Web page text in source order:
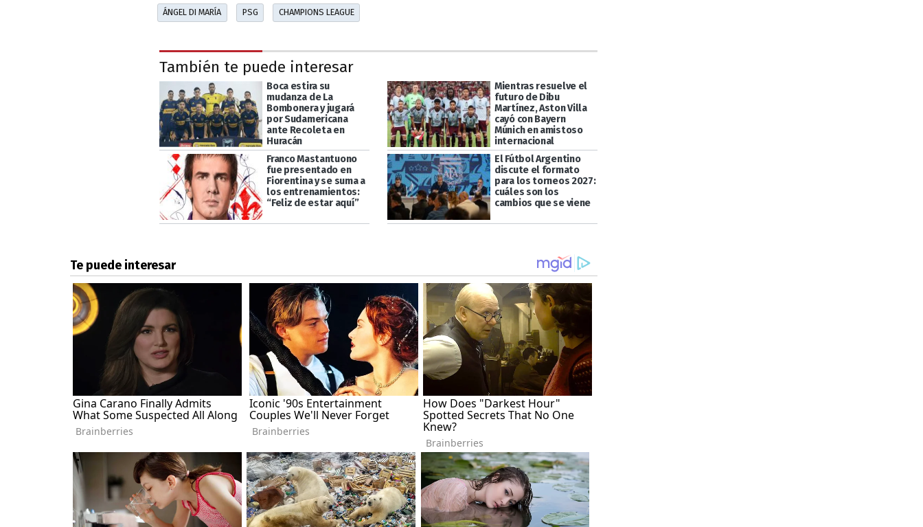
ÁNGEL DI MARÍA PSG CHAMPIONS LEAGUE
También te puede interesar
Boca estira su
mudanza de La
Bombonera y jugará
por Sudamericana
ante Recoleta en
Huracán
Mientras resuelve el
futuro de Dibu
Martínez, Aston Villa
cayó con Bayern
Múnich en amistoso
internacional
Franco Mastantuono
fue presentado en
Fiorentina y se suma a
los entrenamientos:
“Feliz de estar aquí”
El Fútbol Argentino
discute el formato
para los torneos 2027:
cuáles son los
cambios que se viene